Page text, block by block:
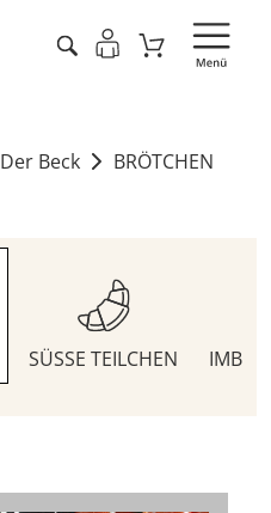
Der Beck
BRÖTCHEN
SÜSSE TEILCHEN